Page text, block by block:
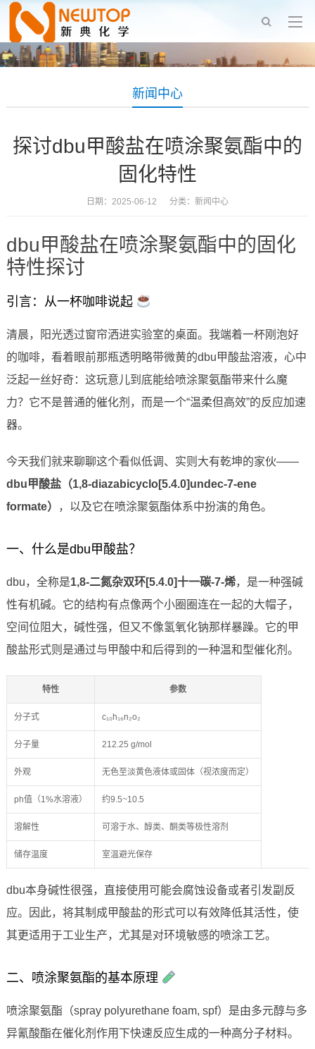
新闻中心
探讨dbu甲酸盐在喷涂聚氨酯中的
固化特性
日期：2025-06-12 分类： 新闻中心
dbu甲酸盐在喷涂聚氨酯中的固化
特性探讨
引言：从一杯咖啡说起
清晨，阳光透过窗帘洒进实验室的桌面。我端着一杯刚泡好
的咖啡，看着眼前那瓶透明略带微黄的dbu甲酸盐溶液，心中
泛起一丝好奇：这玩意儿到底能给喷涂聚氨酯带来什么魔
力？它不是普通的催化剂，而是一个“温柔但高效”的反应加速
器。
今天我们就来聊聊这个看似低调、实则大有乾坤的家伙——
dbu甲酸盐（1,8-diazabicyclo[5.4.0]undec-7-ene
formate）
，以及它在喷涂聚氨酯体系中扮演的角色。
一、什么是dbu甲酸盐？
dbu，全称是1,8-二氮杂双环[5.4.0]十一碳-7-烯，是一种强碱
性有机碱。它的结构有点像两个小圈圈连在一起的大帽子，
空间位阻大，碱性强，但又不像氢氧化钠那样暴躁。它的甲
酸盐形式则是通过与甲酸中和后得到的一种温和型催化剂。
特性 参数
分子式 c₁₀h₁₆n₂o₂
分子量 212.25 g/mol
外观 无色至淡黄色液体或固体（视浓度而定）
ph值（1%水溶液） 约9.5~10.5
溶解性 可溶于水、醇类、酮类等极性溶剂
储存温度 室温避光保存
dbu本身碱性很强，直接使用可能会腐蚀设备或者引发副反
应。因此，将其制成甲酸盐的形式可以有效降低其活性，使
其更适用于工业生产，尤其是对环境敏感的喷涂工艺。
二、喷涂聚氨酯的基本原理
喷涂聚氨酯（spray polyurethane foam, spf）是由多元醇与多
异氰酸酯在催化剂作用下快速反应生成的一种高分子材料。